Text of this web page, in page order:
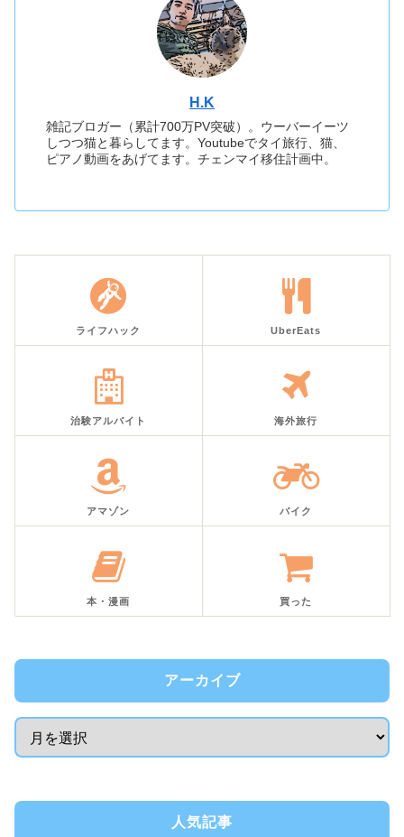
H.K
雑記ブロガー（累計700万PV突破）。ウーバーイーツ
しつつ猫と暮らしてます。Youtubeでタイ旅行、猫、
ピアノ動画をあげてます。チェンマイ移住計画中。
ライフハック UberEats
治験アルバイト 海外旅行
アマゾン バイク
本・漫画 買った
アーカイブ
人気記事